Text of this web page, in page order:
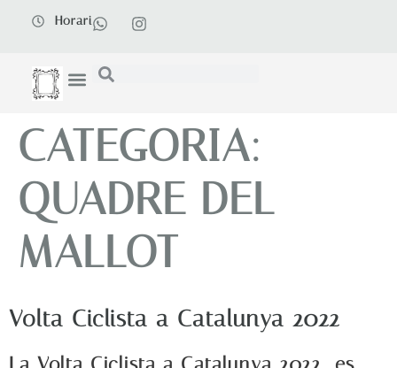
Horari
CATEGORIA:
QUADRE DEL
MALLOT
Volta Ciclista a Catalunya 2022